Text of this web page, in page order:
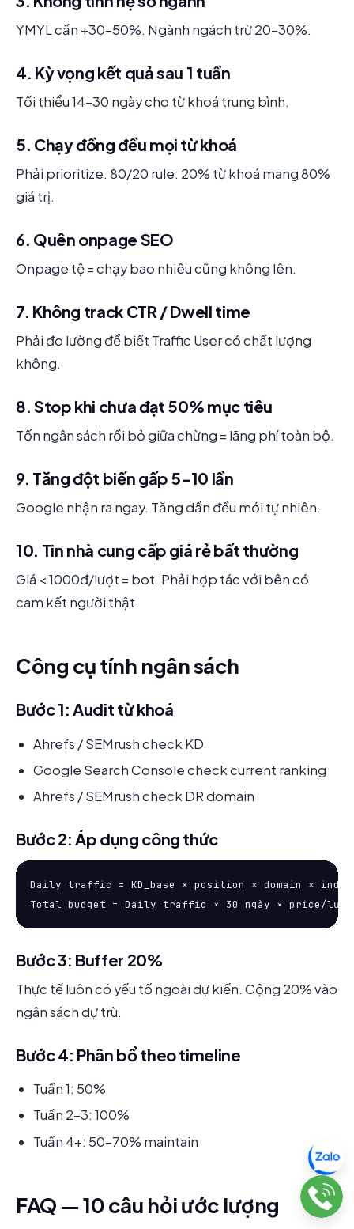
YMYL cần +30-50%. Ngành ngách trừ 20-30%.
4. Kỳ vọng kết quả sau 1 tuần
Tối thiểu 14-30 ngày cho từ khoá trung bình.
5. Chạy đồng đều mọi từ khoá
Phải prioritize. 80/20 rule: 20% từ khoá mang 80%
giá trị.
6. Quên onpage SEO
Onpage tệ = chạy bao nhiêu cũng không lên.
7. Không track CTR / Dwell time
Phải đo lường để biết Traffic User có chất lượng
không.
8. Stop khi chưa đạt 50% mục tiêu
Tốn ngân sách rồi bỏ giữa chừng = lãng phí toàn bộ.
9. Tăng đột biến gấp 5-10 lần
Google nhận ra ngay. Tăng dần đều mới tự nhiên.
10. Tin nhà cung cấp giá rẻ bất thường
Giá < 1000đ/lượt = bot. Phải hợp tác với bên có
cam kết người thật.
Công cụ tính ngân sách
Bước 1: Audit từ khoá
Ahrefs / SEMrush check KD
Google Search Console check current ranking
Ahrefs / SEMrush check DR domain
Bước 2: Áp dụng công thức
Daily traffic = KD_base × position × domain ×
Total budget = Daily traffic × 30 ngày × price/lượt
Bước 3: Buffer 20%
Thực tế luôn có yếu tố ngoài dự kiến. Cộng 20% vào
ngân sách dự trù.
Bước 4: Phân bổ theo timeline
Tuần 1: 50%
Tuần 2-3: 100%
Tuần 4+: 50-70% maintain
FAQ — 10 câu hỏi ước lượng